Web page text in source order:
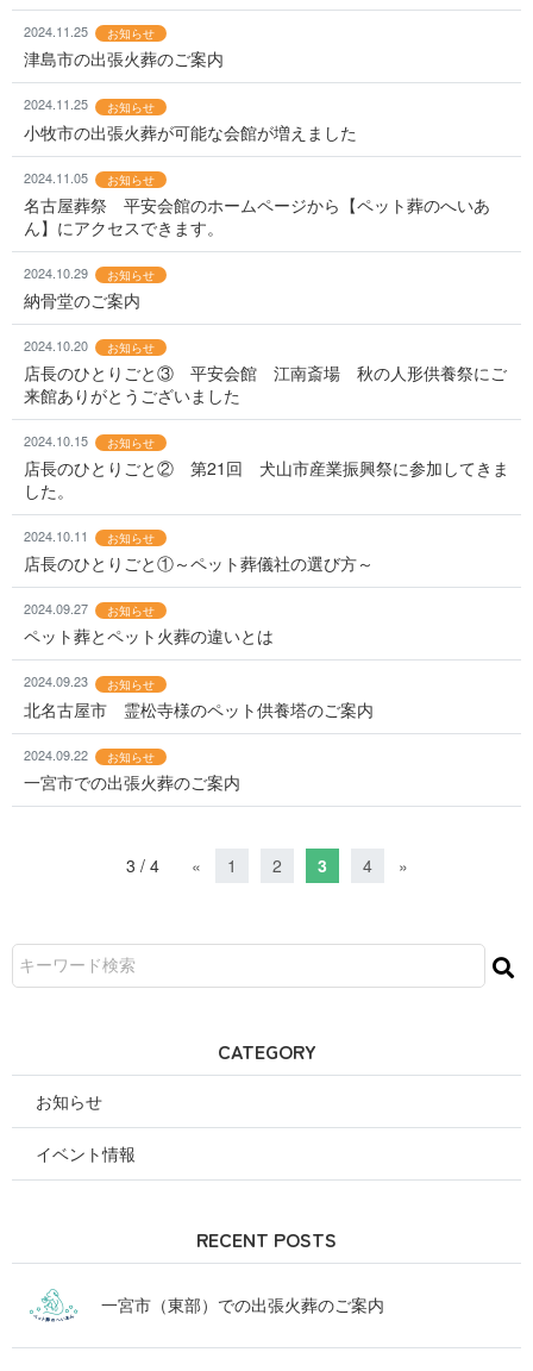
2024.11.25 お知らせ
津島市の出張火葬のご案内
2024.11.25 お知らせ
小牧市の出張火葬が可能な会館が増えました
2024.11.05 お知らせ
名古屋葬祭 平安会館のホームページから【ペット葬のへいあ
ん】にアクセスできます。
2024.10.29 お知らせ
納骨堂のご案内
2024.10.20 お知らせ
店長のひとりごと③ 平安会館 江南斎場 秋の人形供養祭にご
来館ありがとうございました
2024.10.15 お知らせ
店長のひとりごと② 第21回 犬山市産業振興祭に参加してきま
した。
2024.10.11 お知らせ
店長のひとりごと①～ペット葬儀社の選び方～
2024.09.27 お知らせ
ペット葬とペット火葬の違いとは
2024.09.23 お知らせ
北名古屋市 霊松寺様のペット供養塔のご案内
2024.09.22 お知らせ
一宮市での出張火葬のご案内
3 / 4 « 1 2 3 4 »
CATEGORY
お知らせ
イベント情報
RECENT POSTS
一宮市（東部）での出張火葬のご案内